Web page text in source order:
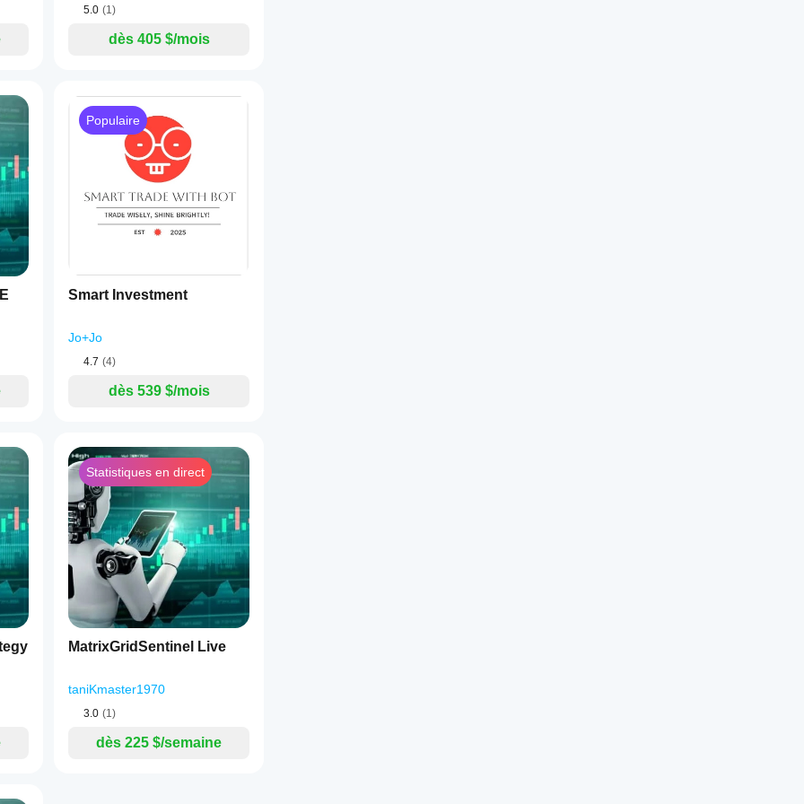
5.0 (1)
dès 405 $/mois
Populaire
Smart Investment
Jo+Jo
4.7 (4)
dès 539 $/mois
Statistiques en direct
MatrixGridSentinel Live
taniKmaster1970
3.0 (1)
dès 225 $/semaine